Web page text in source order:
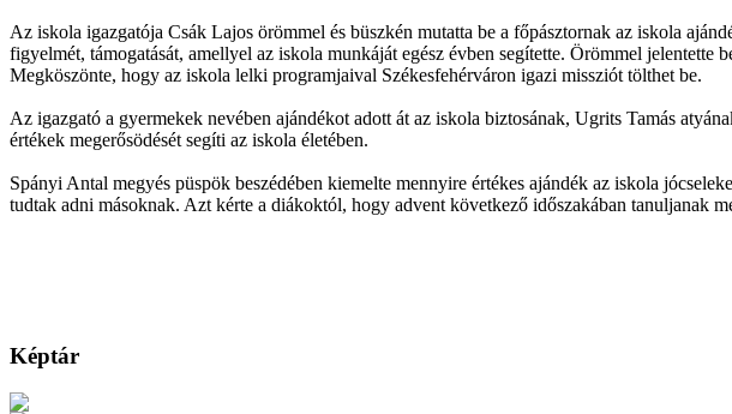
Az iskola igazgatója Csák Lajos örömmel és büszkén mutatta be a főpásztornak az iskola
figyelmét, támogatását, amellyel az iskola munkáját egész évben segítette. Örömmel jelentette
Megköszönte, hogy az iskola lelki programjaival Székesfehérváron igazi missziót tölthet be.
Az igazgató a gyermekek nevében ajándékot adott át az iskola biztosának, Ugrits Tamás
értékek megerősödését segíti az iskola életében.
Spányi Antal megyés püspök beszédében kiemelte mennyire értékes ajándék az iskola
tudtak adni másoknak. Azt kérte a diákoktól, hogy advent következő időszakában tanuljanak
Képtár